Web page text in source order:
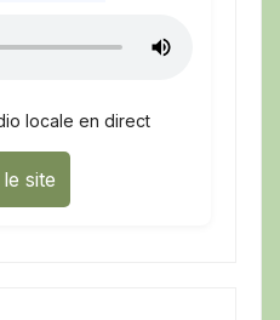
locale en direct
site